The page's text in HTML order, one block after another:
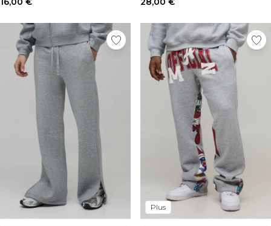
Plus